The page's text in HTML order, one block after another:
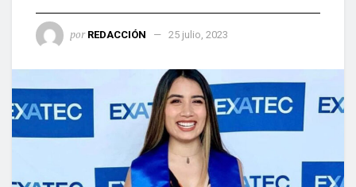
por REDACCIÓN 25 julio, 2023